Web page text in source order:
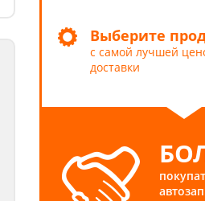
Выберите
с самой лучшей
доставки